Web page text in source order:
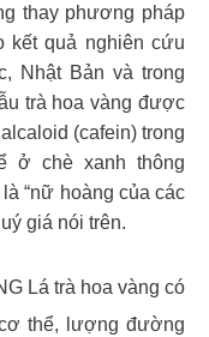
thay phương pháp
kết quả nghiên cứu
Nhật Bản và trong
trà hoa vàng được
(cafein) trong
ở chè xanh thông
“nữ hoàng của các
giá nói trên.
Lá trà hoa vàng có
thể, lượng đường